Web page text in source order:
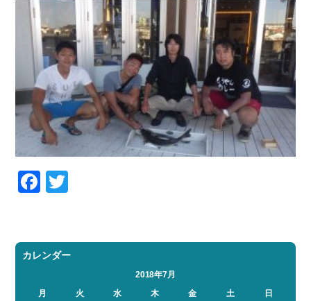
Facebook
カレンダー
2018年7月
月
火 水 木 金 土
日